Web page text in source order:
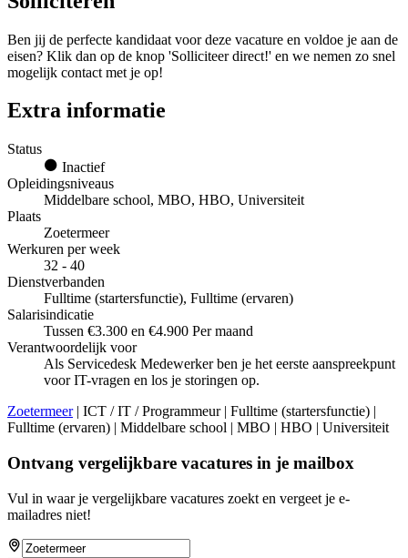
Ben jij de perfecte kandidaat voor deze vacature en voldoe je aan de
eisen? Klik dan op de knop 'Solliciteer direct!' en we nemen zo snel
mogelijk contact met je op!
Extra informatie
Status
Inactief
Opleidingsniveaus
Middelbare school, MBO, HBO, Universiteit
Plaats
Zoetermeer
Werkuren per week
32 - 40
Dienstverbanden
Fulltime (startersfunctie), Fulltime (ervaren)
Salarisindicatie
Tussen €3.300 en €4.900 Per maand
Verantwoordelijk voor
Als Servicedesk Medewerker ben je het eerste aanspreekpunt
voor IT-vragen en los je storingen op.
Zoetermeer| ICT / IT / Programmeur | Fulltime (startersfunctie) |
Fulltime (ervaren) | Middelbare school | MBO | HBO | Universiteit
Ontvang vergelijkbare vacatures in je mailbox
Vul in waar je vergelijkbare vacatures zoekt en vergeet je e-
mailadres niet!